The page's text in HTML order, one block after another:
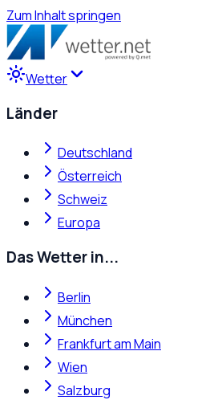
Zum Inhalt springen
Wetter
Länder
Deutschland
Österreich
Schweiz
Europa
Das Wetter in...
Berlin
München
Frankfurt am Main
Wien
Salzburg